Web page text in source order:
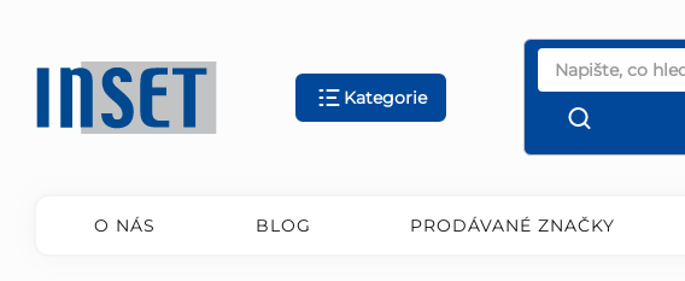
obsah
Kategorie
O NÁS BLOG PRODÁVANÉ ZNAČKY